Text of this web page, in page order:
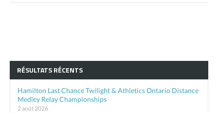
RÉSULTATS RÉCENTS
Hamilton Last Chance Twilight & Athletics Ontario Distance
Medley Relay Championships
2 août 2026